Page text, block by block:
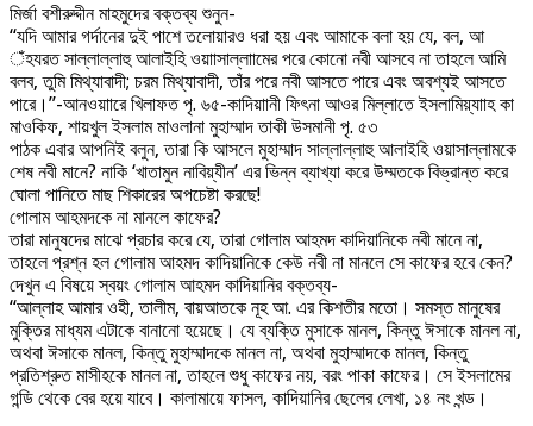
মির্জা বশীরুদ্দীন মাহমুদের বক্তব্য শুনুন-
‘‘যদি আমার গর্দানের দুই পাশে তলোয়ারও ধরা হয় এবং আমাকে বলা হয় যে, বল, আ
ঁহযরত সাল্লাল্লাহু আলাইহি ওয়াাসাল্লাামের পরে কোনো নবী আসবে না তাহলে আমি
বলব, তুমি মিথ্যাবাদী; চরম মিথ্যাবাদী, তাঁর পরে নবী আসতে পারে এবং অবশ্যই আসতে
পারে।’’-আনওয়াারে খিলাফত পৃ. ৬৫-কাদিয়াানী ফিৎনা আওর মিল্লাতে ইসলামিয়্যাাহ কা
মাওকিফ, শায়খুল ইসলাম মাওলানা মুহাম্মাদ তাকী উসমানী পৃ. ৫৩
পাঠক এবার আপনিই বলুন, তারা কি আসলে মুহাম্মাদ সাল্লাল্লাহু আলাইহি ওয়াসাল্লামকে
শেষ নবী মানে? নাকি ‘খাতামুন নাবিয়্যীন’ এর ভিন্ন ব্যাখ্যা করে উম্মতকে বিভ্রান্ত করে
ঘোলা পানিতে মাছ শিকারের অপচেষ্টা করছে!
গোলাম আহমদকে না মানলে কাফের?
তারা মানুষদের মাঝে প্রচার করে যে, তারা গোলাম আহমদ কাদিয়ানিকে নবী মানে না,
তাহলে প্রশ্ন হল গোলাম আহমদ কাদিয়ানিকে কেউ নবী না মানলে সে কাফের হবে কেন?
দেখুন এ বিষয়ে স্বয়ং গোলাম আহমদ কাদিয়ানির বক্তব্য-
“আল্লাহ আমার ওহী, তালীম, বায়আতকে নূহ আ. এর কিশতীর মতো। সমস্ত মানুষের
মুক্তির মাধ্যম এটাকে বানানো হয়েছে। যে ব্যক্তি মুসাকে মানল, কিন্তু ঈসাকে মানল না,
অথবা ঈসাকে মানল, কিন্তু মুহাম্মাদকে মানল না, অথবা মুহাম্মাদকে মানল, কিন্তু
প্রতিশ্রুত মাসীহকে মানল না, তাহলে শুধু কাফের নয়, বরং পাকা কাফের। সে ইসলামের
গন্ডি থেকে বের হয়ে যাবে। কালামায়ে ফাসল, কাদিয়ানির ছেলের লেখা, ১৪ নং খন্ড।